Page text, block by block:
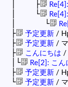
│ ├
│ └
│ └
├ 予定更新 /
├ 予定更新 /
├ こんにちは /
│└ Re[2]: こん
├ 予定更新 /
└ 予定更新 /